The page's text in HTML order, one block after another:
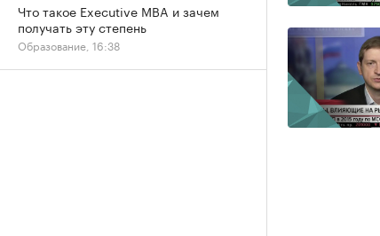
Что такое Executive MBA и зачем
получать эту степень
Образование, 16:38